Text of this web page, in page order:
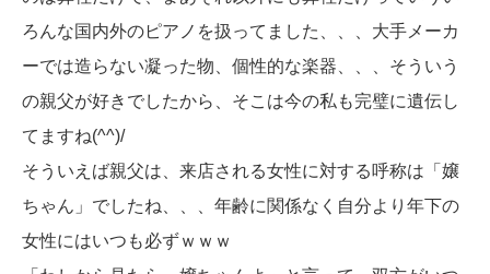
ろんな国内外のピアノを扱ってました、、、大手メーカ
ーでは造らない凝った物、個性的な楽器、、、そういう
の親父が好きでしたから、そこは今の私も完璧に遺伝し
てますね(^^)/
そういえば親父は、来店される女性に対する呼称は「嬢
ちゃん」でしたね、、、年齢に関係なく自分より年下の
女性にはいつも必ずｗｗｗ